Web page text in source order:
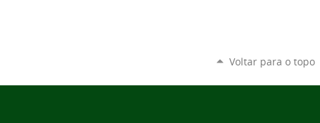
Voltar para o topo